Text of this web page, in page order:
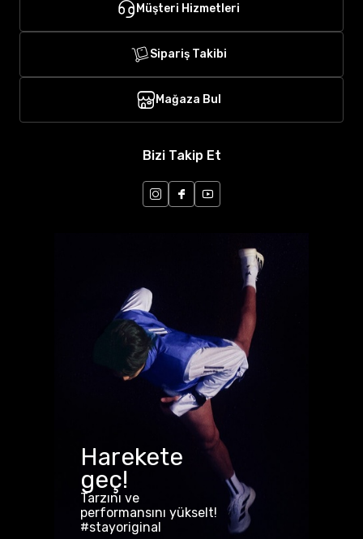
Müşteri Hizmetleri
Sipariş Takibi
Mağaza Bul
Bizi Takip Et
Harekete
geç!
Tarzını ve
performansını yükselt!
#stayoriginal